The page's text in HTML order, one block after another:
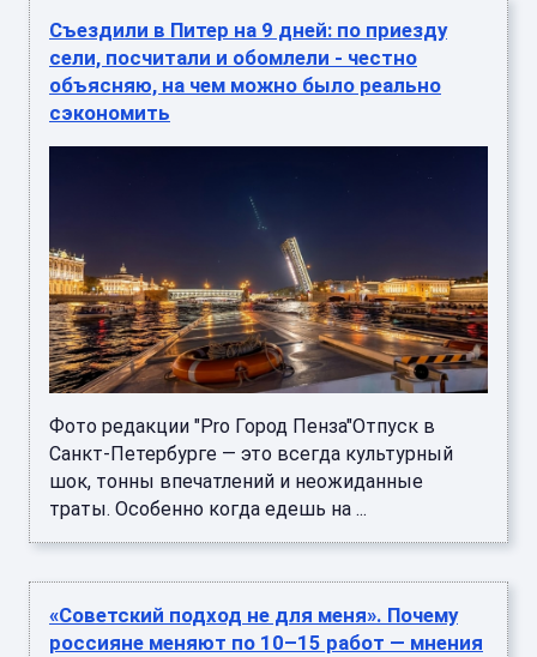
Съездили в Питер на 9 дней: по приезду
сели, посчитали и обомлели - честно
объясняю, на чем можно было реально
сэкономить
Фото редакции "Pro Город Пенза"Отпуск в
Санкт-Петербурге — это всегда культурный
шок, тонны впечатлений и неожиданные
траты. Особенно когда едешь на ...
«Советский подход не для меня». Почему
россияне меняют по 10–15 работ — мнения